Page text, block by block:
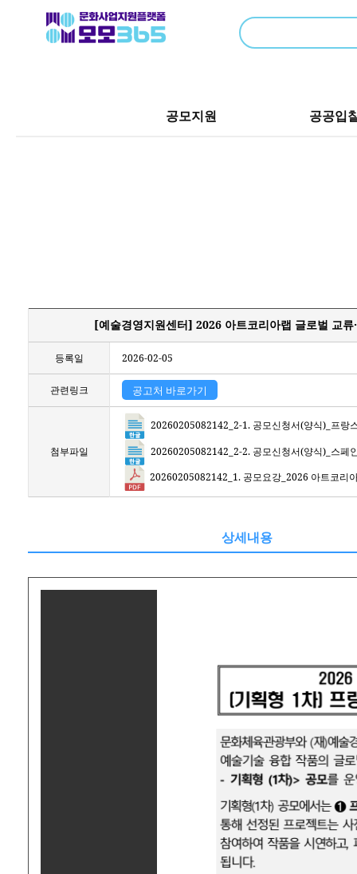
공모지원 공공입
[예술경영지원센터] 2026 아트코리아랩 글로벌 교
등록일 2026-02-05
관련링크 공고처 바로가기
첨부파일
20260205082142_2-1. 공모신청서(양식)_프랑
20260205082142_2-2. 공모신청서(양식)_스페
20260205082142_1. 공모요강_2026 아트코리
상세내용